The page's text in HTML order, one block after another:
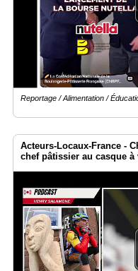
Reportage / Alimentation /
Acteurs-Locaux-France -
chef pâtissier au casque à